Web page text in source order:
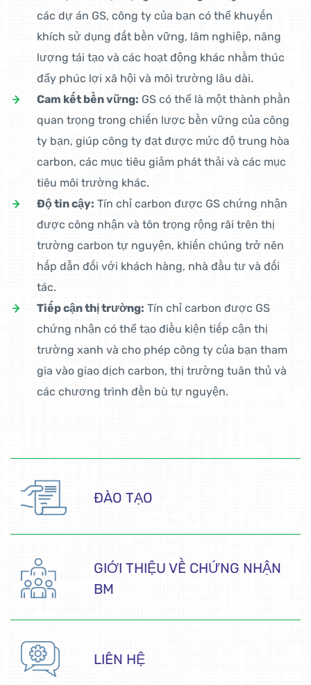
các dự án GS, công ty của bạn có thể khuyến
khích sử dụng đất bền vững, lâm nghiệp, năng
lượng tái tạo và các hoạt động khác nhằm thúc
đẩy phúc lợi xã hội và môi trường lâu dài.
Cam kết bền vững: GS có thể là một thành phần
quan trọng trong chiến lược bền vững của công
ty bạn, giúp công ty đạt được mức độ trung hòa
carbon, các mục tiêu giảm phát thải và các mục
tiêu môi trường khác.
Độ tin cậy: Tín chỉ carbon được GS chứng nhận
được công nhận và tôn trọng rộng rãi trên thị
trường carbon tự nguyện, khiến chúng trở nên
hấp dẫn đối với khách hàng, nhà đầu tư và đối
tác.
Tiếp cận thị trường: Tín chỉ carbon được GS
chứng nhận có thể tạo điều kiện tiếp cận thị
trường xanh và cho phép công ty của bạn tham
gia vào giao dịch carbon, thị trường tuân thủ và
các chương trình đền bù tự nguyện.
ĐÀO TẠO
GIỚI THIỆU VỀ CHỨNG NHẬN
BM
LIÊN HỆ